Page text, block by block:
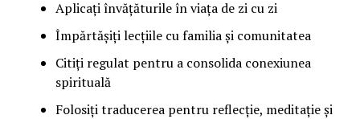
Aplicați învățăturile în viața de zi cu zi
Împărtășiți lecțiile cu familia și comunitatea
Citiți regulat pentru a consolida conexiunea
spirituală
Folosiți traducerea pentru reflecție, meditație și